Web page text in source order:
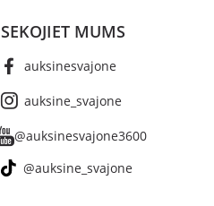
SEKOJIET MUMS
auksinesvajone
auksine_svajone
@auksinesvajone3600
@auksine_svajone